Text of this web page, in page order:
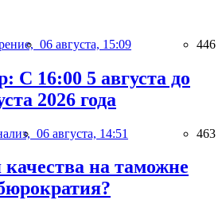
06 августа, 15:09 446
С 16:00 5 августа до
2026 года
06 августа, 14:51 463
на таможне